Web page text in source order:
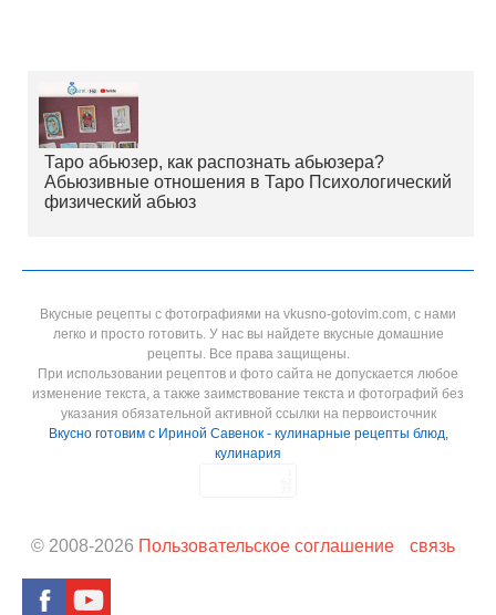
Таро абьюзер, как распознать абьюзера?
Абьюзивные отношения в Таро Психологический
физический абьюз
Вкусные рецепты с фотографиями на vkusno-gotovim.com, с нами
легко и просто готовить. У нас вы найдете вкусные домашние
рецепты. Все права защищены.
При использовании рецептов и фото сайта не допускается любое
изменение текста, а также заимствование текста и фотографий без
указания обязательной активной ссылки на первоисточник
Вкусно готовим с Ириной Савенок - кулинарные рецепты блюд,
кулинария
© 2008-2026 Пользовательское соглашение связь